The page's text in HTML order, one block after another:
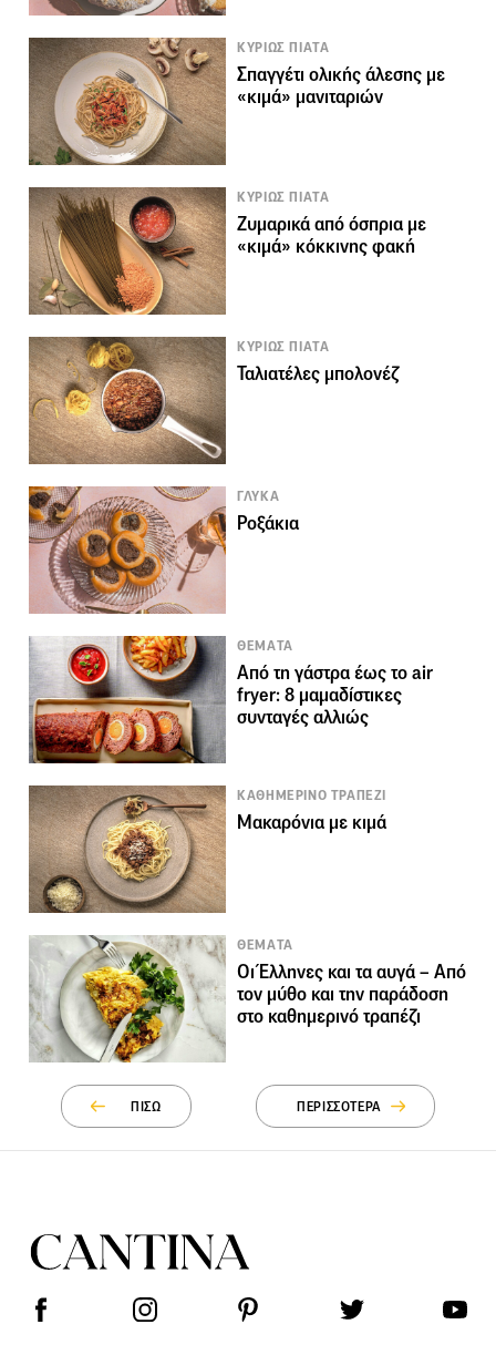
ΚΥΡΙΩΣ ΠΙΑΤΑ
Σπαγγέτι ολικής άλεσης με
«κιμά» μανιταριών
ΚΥΡΙΩΣ ΠΙΑΤΑ
Ζυμαρικά από όσπρια με
«κιμά» κόκκινης φακή
ΚΥΡΙΩΣ ΠΙΑΤΑ
Ταλιατέλες μπολονέζ
ΓΛΥΚΑ
Ροξάκια
ΘΕΜΑΤΑ
Από τη γάστρα έως το air
fryer: 8 μαμαδίστικες
συνταγές αλλιώς
ΚΑΘΗΜΕΡΙΝΟ ΤΡΑΠΕΖΙ
Μακαρόνια με κιμά
ΘΕΜΑΤΑ
Οι Έλληνες και τα αυγά – Από
τον μύθο και την παράδοση
στο καθημερινό τραπέζι
ΠΙΣΩ ΠΕΡΙΣΣΟΤΕΡΑ